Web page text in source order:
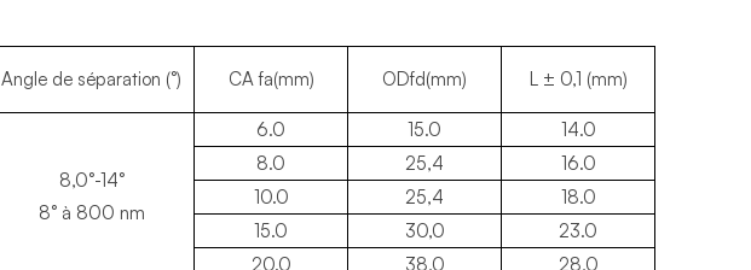
Angle de séparation (°) CA fa(mm) ODfd(mm) L ± 0,1 (mm)
8,0°-14°
8° à 800 nm
6.0 15.0
14.0
8.0 25,4
16.0
10.0 25,4
18.0
15.0 30,0
23.0
20.0 38,0 28,0